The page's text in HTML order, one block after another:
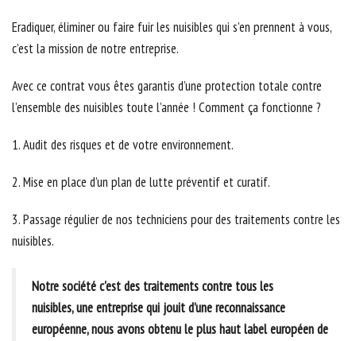
Eradiquer, éliminer ou faire fuir les nuisibles qui s’en prennent à vous,
c’est la mission de notre entreprise.
Avec ce contrat vous êtes garantis d’une protection totale contre
l’ensemble des nuisibles toute l’année ! Comment ça fonctionne ?
1. Audit des risques et de votre environnement.
2. Mise en place d’un plan de lutte préventif et curatif.
3. Passage régulier de nos techniciens pour des traitements contre les
nuisibles.
Notre société c'est des traitements contre tous les
nuisibles, une entreprise qui jouit d’une reconnaissance
européenne, nous avons obtenu le plus haut label européen de